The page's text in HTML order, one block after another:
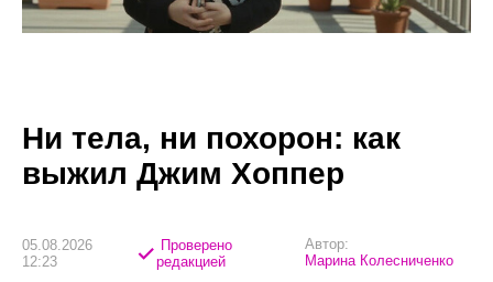
Ни тела, ни похорон: как
выжил Джим Хоппер
05.08.2026
12:23
Проверено
редакцией
Автор:
Марина Колесниченко